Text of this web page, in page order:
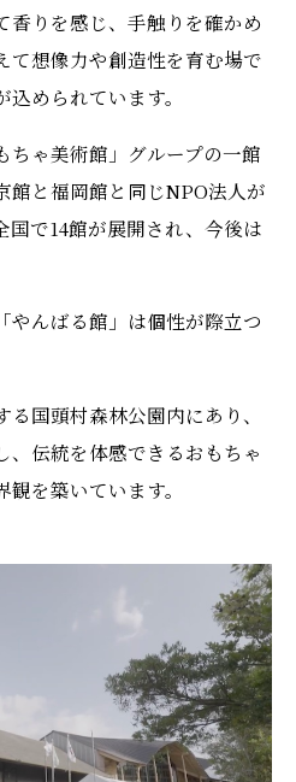
香りを感じ、手触りを確かめ
て想像力や創造性を育む場で
められています。
ちゃ美術館」グループの一館
館と福岡館と同じNPO法人が
国で14館が展開され、今後は
やんばる館」は個性が際立つ
国頭村森林公園内にあり、
、伝統を体感できるおもちゃ
を築いています。